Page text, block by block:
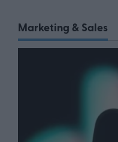
Marketing & Sales